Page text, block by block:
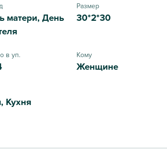
матери, День
Размер
30*2*30
в уп. Кому
Женщине
Кухня